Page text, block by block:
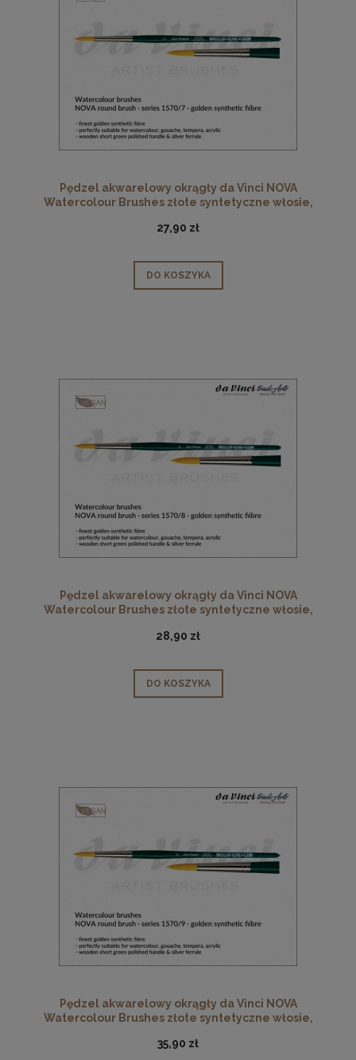
Pędzel akwarelowy okrągły da Vinci NOVA
Watercolour Brushes złote syntetyczne włosie,
27,90 zł
DO KOSZYKA
Pędzel akwarelowy okrągły da Vinci NOVA
Watercolour Brushes złote syntetyczne włosie,
28,90 zł
DO KOSZYKA
Pędzel akwarelowy okrągły da Vinci NOVA
Watercolour Brushes złote syntetyczne włosie,
35,90 zł